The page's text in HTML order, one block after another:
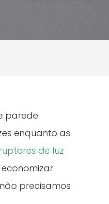
parede
enquanto as
de luz
precisamos